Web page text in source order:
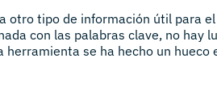
otro tipo de información útil para
con las palabras clave, no hay
se ha hecho un hueco